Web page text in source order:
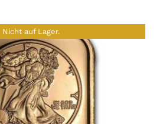
Kategorien
Neuheiten
Angebote
Nicht auf Lager.